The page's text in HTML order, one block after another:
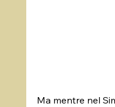
Ma mentre nel